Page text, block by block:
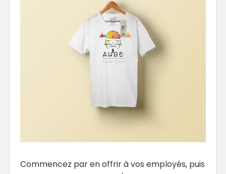
Commencez par en offrir à vos employés, puis